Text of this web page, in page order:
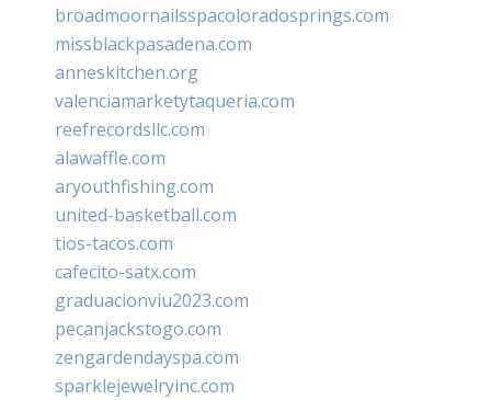
broadmoornailsspacoloradosprings.com
missblackpasadena.com
anneskitchen.org
valenciamarketytaqueria.com
reefrecordsllc.com
alawaffle.com
aryouthfishing.com
united-basketball.com
tios-tacos.com
cafecito-satx.com
graduacionviu2023.com
pecanjackstogo.com
zengardendayspa.com
sparklejewelryinc.com